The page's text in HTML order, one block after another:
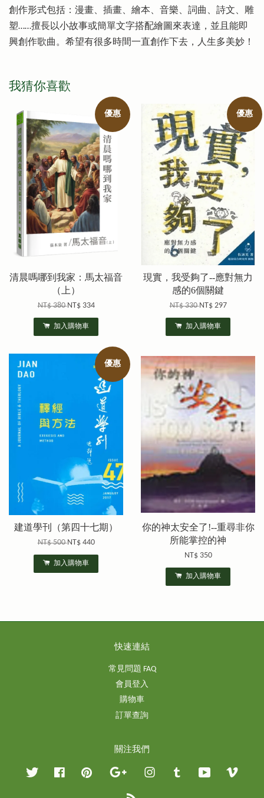
創作形式包括：漫畫、插畫、繪本、音樂、詞曲、詩文、雕
塑……擅長以小故事或簡單文字搭配繪圖來表達，並且能即
興創作歌曲。希望有很多時間一直創作下去，人生多美妙！
我猜你喜歡
優惠
清晨嗎哪到我家：馬太福音
（上）
NT$ 380NT$ 334
加入購物車
優惠
現實，我受夠了--應對無力
感的6個關鍵
NT$ 330NT$ 297
加入購物車
優惠
建道學刊（第四十七期）
NT$ 500NT$ 440
加入購物車
你的神太安全了!--重尋非你
所能掌控的神
NT$ 350
加入購物車
快速連結
常見問題 FAQ
會員登入
購物車
訂單查詢
關注我們
Twitter Facebook Pinterest Google InstagramTumblr YouTube